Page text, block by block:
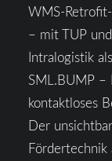
WMS-
– mit TUP
Intralogistik
SML.BUMP
kontaktloses
Der